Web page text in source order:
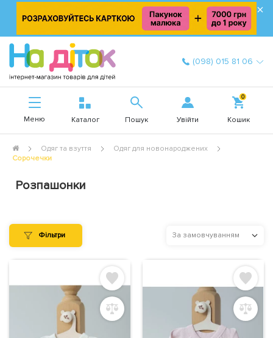
×
(098) 015 81 06
Меню Каталог Пошук Увійти
0
Кошик
Одяг та взуття
Одяг для новонароджених
Сорочечки
Розпашонки
Фільтри За замовчуванням